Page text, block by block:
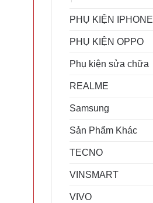
PHỤ KIỆN IPHONE
PHỤ KIỆN OPPO
Phụ kiện sửa chữa
REALME
Samsung
Sản Phẩm Khác
TECNO
VINSMART
VIVO